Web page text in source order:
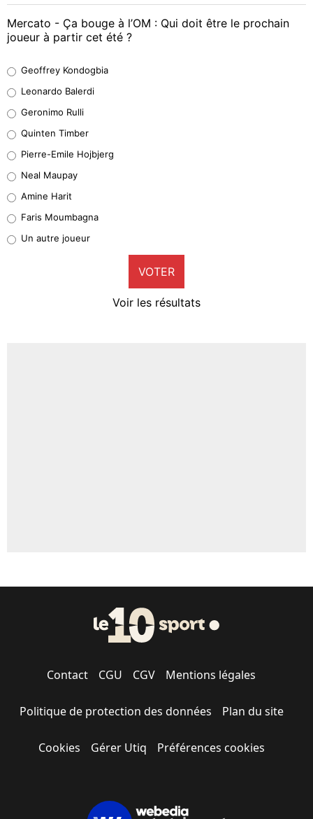
Mercato - Ça bouge à l’OM : Qui doit être le prochain
joueur à partir cet été ?
38%
32%
4%
1%
9%
Geoffrey Kondogbia
Leonardo Balerdi
Geronimo Rulli
Quinten Timber
Pierre-Emile Hojbjerg
Neal Maupay
Amine Harit
Faris Moumbagna
Un autre joueur
VOTER
Voir les résultats
Contact CGU CGV Mentions légales
Politique de protection des données Plan du site
Cookies Gérer Utiq Préférences cookies